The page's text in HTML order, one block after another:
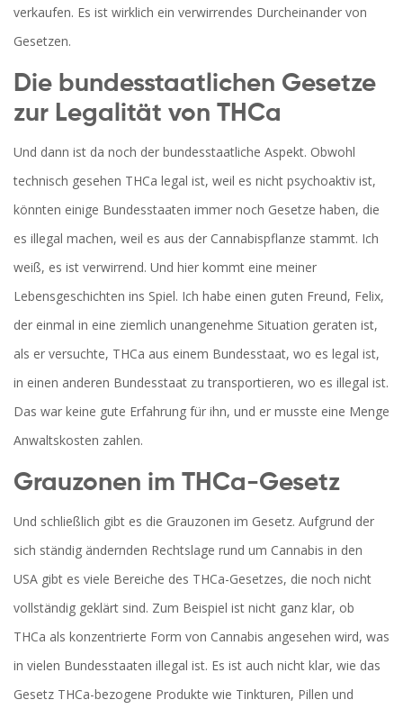
verkaufen. Es ist wirklich ein verwirrendes Durcheinander von
Gesetzen.
Die bundesstaatlichen Gesetze
zur Legalität von THCa
Und dann ist da noch der bundesstaatliche Aspekt. Obwohl
technisch gesehen THCa legal ist, weil es nicht psychoaktiv ist,
könnten einige Bundesstaaten immer noch Gesetze haben, die
es illegal machen, weil es aus der Cannabispflanze stammt. Ich
weiß, es ist verwirrend. Und hier kommt eine meiner
Lebensgeschichten ins Spiel. Ich habe einen guten Freund, Felix,
der einmal in eine ziemlich unangenehme Situation geraten ist,
als er versuchte, THCa aus einem Bundesstaat, wo es legal ist,
in einen anderen Bundesstaat zu transportieren, wo es illegal ist.
Das war keine gute Erfahrung für ihn, und er musste eine Menge
Anwaltskosten zahlen.
Grauzonen im THCa-Gesetz
Und schließlich gibt es die Grauzonen im Gesetz. Aufgrund der
sich ständig ändernden Rechtslage rund um Cannabis in den
USA gibt es viele Bereiche des THCa-Gesetzes, die noch nicht
vollständig geklärt sind. Zum Beispiel ist nicht ganz klar, ob
THCa als konzentrierte Form von Cannabis angesehen wird, was
in vielen Bundesstaaten illegal ist. Es ist auch nicht klar, wie das
Gesetz THCa-bezogene Produkte wie Tinkturen, Pillen und